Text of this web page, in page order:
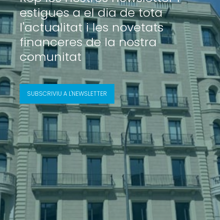
estigues a el dia de tota
l'actualitat i les novetats
financeres de la nostra
comunitat
SUBSCRIVIU A L'NEWSLETTER